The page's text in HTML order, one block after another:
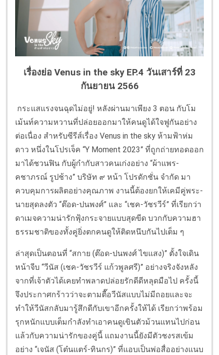
เรื่องย่อ Venus in the sky EP.4 วันเสาร์ที่ 23
กันยายน 2566
กระแสแรงจนฉุดไม่อยู่! หลังผ่านมาเพียง 3 ตอน กับโม
เม้นท์ความหวานที่ปล่อยออกมาให้คนดูได้ใจฟูกันอย่าง
ต่อเนื่อง สำหรับซีรีส์เรื่อง Venus in the sky ห้ามฟ้าห่ม
ดาว หนึ่งในโปรเจ็ค “Y Moment 2023” ที่ถูกถ่ายทอดออก
มาได้ชวนฟิน กับผู้กำกับสาวคนเก่งอย่าง “ผ้าแพร-
คชาภรณ์ รูปช้าง” บริษัท ๙ หน้า โปรดักชั่น จำกัด มา
ควบคุมการผลิตอย่างคุณภาพ งานนี้ต้องยกให้เคมีคู่พระ-
นายสุดลงตัว “ต๊อด-ปนพงศ์” และ “เชค-วัชรวีร์” ที่เรียกว่า
ดาเมจความน่ารักฟุ้งกระจายแบบสุดขีด บวกกับความฮา
ธรรมชาติของทั้งคู่ยิ่งตกคนดูให้ติดหนึบกันไปเต็ม ๆ
ล่าสุดเป็นตอนที่ “สกาย (ต๊อด-ปนพงศ์ ไขแสง)” ตั้งใจเดิน
หน้าจีบ “วีนัส (เชค-วัชรวีร์ แก้วพูลศรี)” อย่างจริงจังหลัง
จากที่เจ้าตัวได้เคยทำพลาดปล่อยรักดีดีหลุดมือไป ครั้งนี้
จึงประกาศกร้าวว่าจะตามตื๊อวีนัสแบบไม่มีถอยและจะ
ทำให้วีนัสกลับมารู้สึกดีกับเขาอีกครั้งให้ได้ เรียกว่าพร้อม
รุกหนักแบบเต็มกำลังทำเอาคนดูเขินตัวม้วนแทนไปก่อน
แล้วกับความน่ารักของคู่นี้ แถมงานนี้ยังมีตัวชงรสเข้ม
อย่าง “เจนัส (โต๋นแตร์-ทินกร)” ที่แอบเป็นพ่อสื่ออย่างแนบ